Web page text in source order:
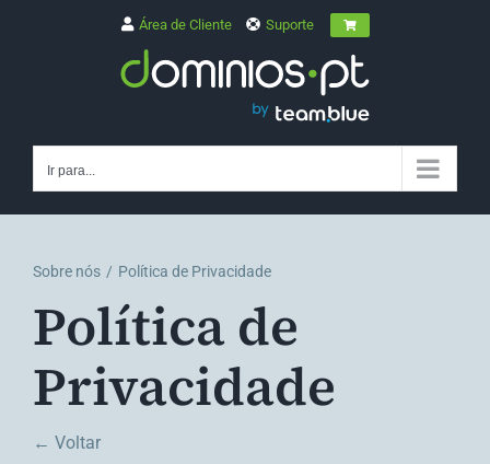
Área de Cliente Suporte
Ir para...
Sobre nós Política de Privacidade
Política de
Privacidade
← Voltar